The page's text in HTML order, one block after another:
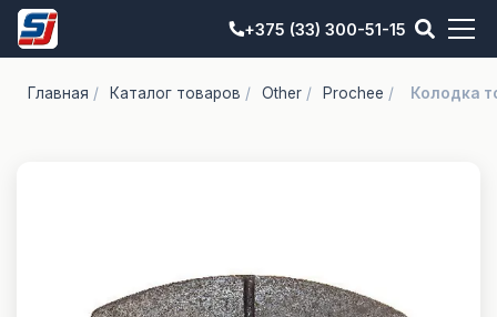
+375 (33) 300-51-15
Главная / Каталог товаров / Other / Prochee / Колодка